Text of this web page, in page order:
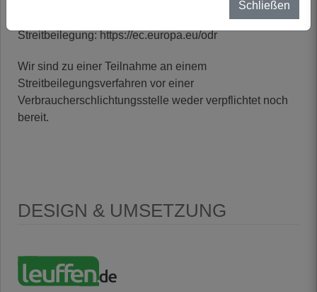
Streitbeilegung: https://ec.europa.eu/odr
Wir sind zu einer Teilnahme an einem
Streitbeilegungsverfahren vor einer
Verbraucherschlichtungsstelle weder verpflichtet noch
bereit.
DESIGN & UMSETZUNG
Schließen